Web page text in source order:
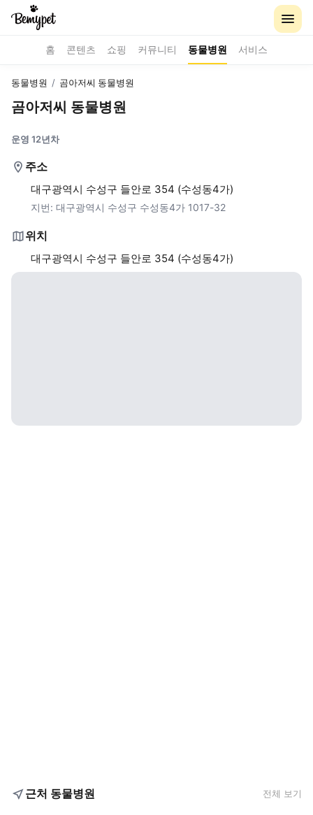
홈 콘텐츠 쇼핑 커뮤니티 동물병원 서비스
동물병원 / 곰아저씨 동물병원
곰아저씨 동물병원
운영 12년차
주소
대구광역시 수성구 들안로 354 (수성동4가)
지번: 대구광역시 수성구 수성동4가 1017-32
위치
대구광역시 수성구 들안로 354 (수성동4가)
근처 동물병원 전체 보기